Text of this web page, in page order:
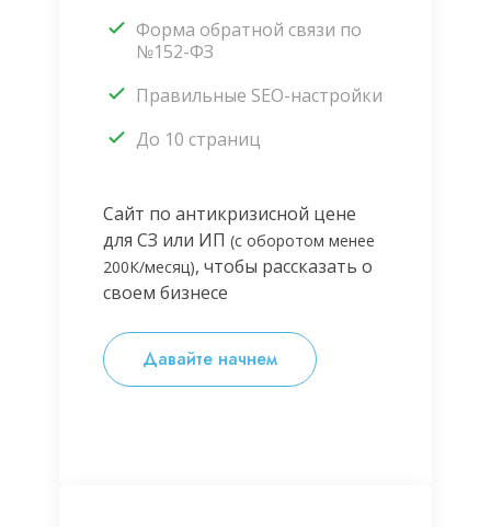
Форма обратной связи по
№152-ФЗ
Правильные SEO-настройки
До 10 страниц
Сайт по антикризисной цене
для СЗ или ИП(с оборотом менее
200К/месяц), чтобы рассказать о
своем бизнесе
Давайте начнем